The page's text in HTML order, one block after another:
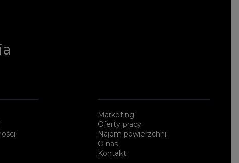
Marketing
Oferty pracy
Najem powierzchni
O nas
Kontakt